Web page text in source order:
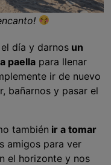
día y darnos un
paella para llenar
ir de nuevo
bañarnos y pasar el
también ir a tomar
amigos para ver
el horizonte y nos